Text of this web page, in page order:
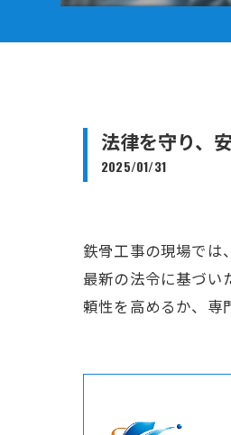
法律を守り、
2025/01/31
鉄骨工事の現場では
最新の法令に基づい
頼性を高めるか、専